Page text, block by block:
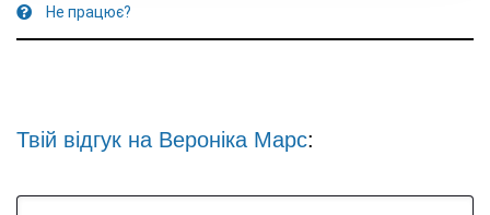
Не працює?
Твій відгук на Вероніка Марс: